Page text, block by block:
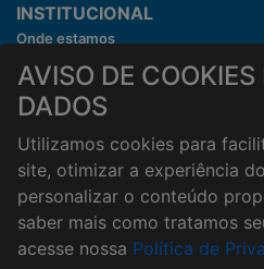
AVISO DE
DADOS
Utilizamos cookies para
site, otimizar a experiência
personalizar o conteúdo
saber mais como tratamos
acesse nossa Política de
INSTITUCIONAL
Onde estamos
Horários de atendimento
HORÁRIOS E ENTREGA
Horários de Entrega
Taxa de entrega
Cidades Atendidas
ACESSO RÁPIDO